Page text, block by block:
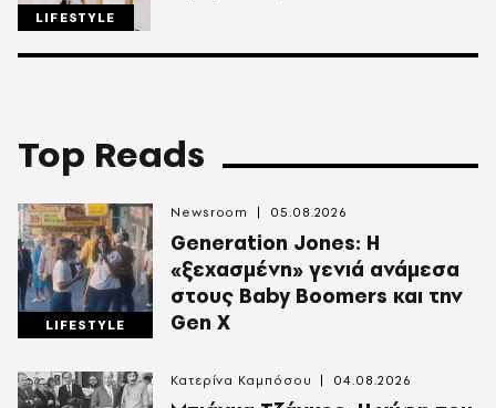
LIFESTYLE
Top Reads
LIFESTYLE
Generation Jones: Η
«ξεχασμένη» γενιά ανάμεσα
στους Baby Boomers και την
Gen X
Newsroom 05.08.2026
Κατερίνα Καμπόσου 04.08.2026